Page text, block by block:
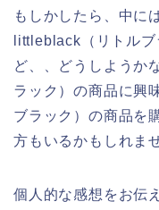
もしかしたら、中に
littleblack（リトル
ど、、どうしようか
ラック）の商品に興
ブラック）の商品を
方もいるかもしれま
個人的な感想をお伝